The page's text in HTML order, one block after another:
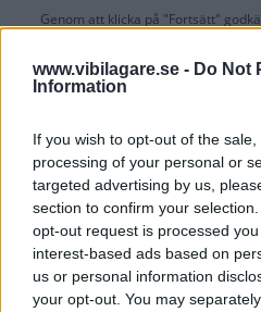
www.vibilagare.se - Do Not
Information
If you wish to opt-out of the
processing of your personal or
targeted advertising by us,
section to confirm your
opt-out request is processed
interest-based ads based on
us or personal information
your opt-out. You may
Genom att klicka på "Fortsätt"
OK-Förlagets integritetspolicy
Är du redan prenumerant
Aktivera din digitala